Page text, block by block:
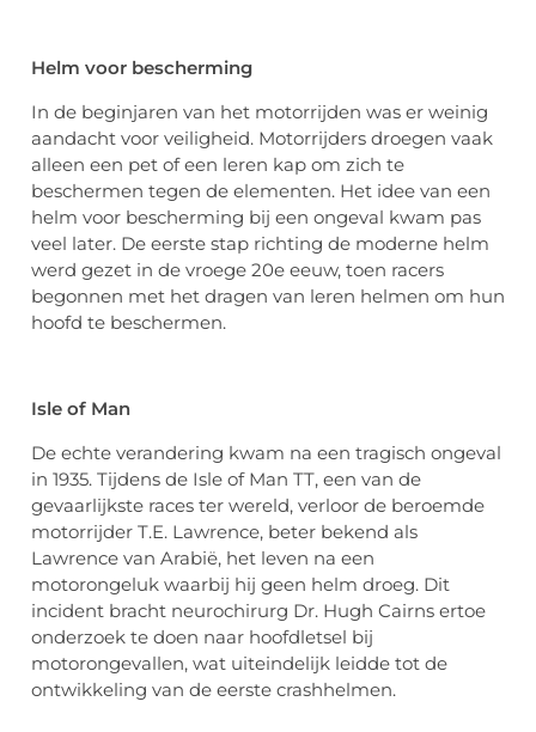
Helm voor bescherming
In de beginjaren van het motorrijden was er weinig
aandacht voor veiligheid. Motorrijders droegen vaak
alleen een pet of een leren kap om zich te
beschermen tegen de elementen. Het idee van een
helm voor bescherming bij een ongeval kwam pas
veel later. De eerste stap richting de moderne helm
werd gezet in de vroege 20e eeuw, toen racers
begonnen met het dragen van leren helmen om hun
hoofd te beschermen.
Isle of Man
De echte verandering kwam na een tragisch ongeval
in 1935. Tijdens de Isle of Man TT, een van de
gevaarlijkste races ter wereld, verloor de beroemde
motorrijder T.E. Lawrence, beter bekend als
Lawrence van Arabië, het leven na een
motorongeluk waarbij hij geen helm droeg. Dit
incident bracht neurochirurg Dr. Hugh Cairns ertoe
onderzoek te doen naar hoofdletsel bij
motorongevallen, wat uiteindelijk leidde tot de
ontwikkeling van de eerste crashhelmen.